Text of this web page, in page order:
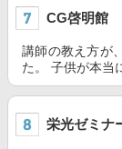
CG啓明館
講師の教え方が
た。 子供が本当
栄光ゼミナ